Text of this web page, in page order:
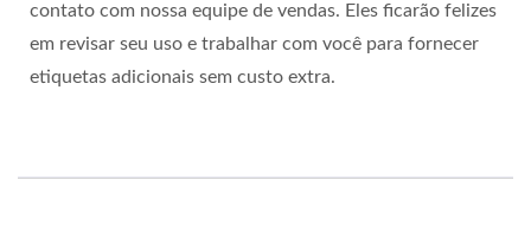
contato com nossa equipe de vendas. Eles ficarão felizes
em revisar seu uso e trabalhar com você para fornecer
etiquetas adicionais sem custo extra.